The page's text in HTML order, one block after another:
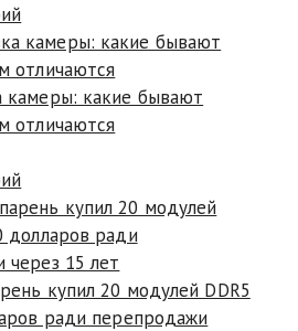
камеры: какие бывают
отличаются
купил 20 модулей DDR5
ради перепродажи